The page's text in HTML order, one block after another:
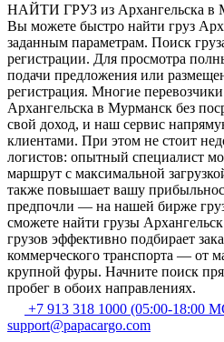
НАЙТИ ГРУЗ из Архангельска в
Вы можете быстро найти груз
заданным параметрам. Поиск
регистрации. Для просмотра
подачи предложения или
регистрация. Многие
Архангельска в Мурманск без
свой доход, и наш сервис
клиентами. При этом не стоит
логистов: опытный специалист
маршрут с максимальной
также повышает вашу
предпочли — на нашей бирже
сможете найти грузы
грузов эффективно подбирает
коммерческого транспорта — от
крупной фуры. Начните поиск
пробег в обоих направлениях.
+7 913 318 1000 (05:00-18:00
support@papacargo.com